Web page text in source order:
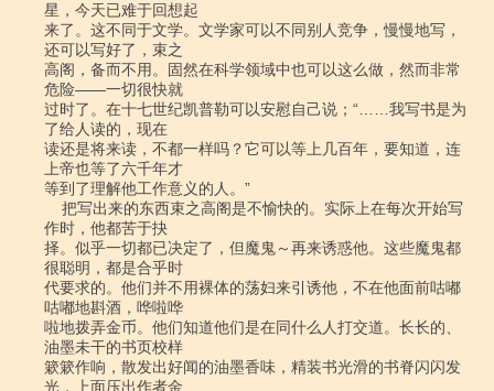
星，今天已难于回想起
来了。这不同于文学。文学家可以不同别人竞争，慢慢地写，
还可以写好了，束之
高阁，备而不用。固然在科学领域中也可以这么做，然而非常
危险――一切很快就
过时了。在十七世纪凯普勒可以安慰自己说；“……我写书是为
了给人读的，现在
读还是将来读，不都一样吗？它可以等上几百年，要知道，连
上帝也等了六千年才
等到了理解他工作意义的人。”
作时，他都苦于抉
择。似乎一切都已决定了，但魔鬼～再来诱惑他。这些魔鬼都
很聪明，都是合乎时
代要求的。他们并不用裸体的荡妇来引诱他，不在他面前咕嘟
咕嘟地斟酒，哗啦哗
啦地拨弄金币。他们知道他们是在同什么人打交道。长长的、
油墨未干的书页校样
簌簌作响，散发出好闻的油墨香味，精装书光滑的书脊闪闪发
光，上面压出作者金